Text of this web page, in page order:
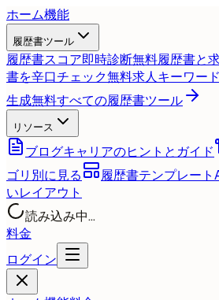
ホーム機能
履歴書ツール
履歴書スコア即時診断無料履歴書と
書を辛口チェック無料求人キーワー
生成無料すべての履歴書ツール
リソース
ブログキャリアのヒントとガイド
ゴリ別に見る
履歴書テンプレート
いレイアウト
読み込み中...
料金
ログイン